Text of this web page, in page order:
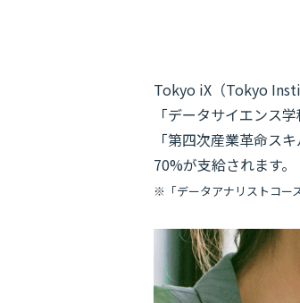
Tokyo iX（Tokyo
「データサイエンス
「第四次産業革命ス
70%が支給されます。
※「データアナリストコー